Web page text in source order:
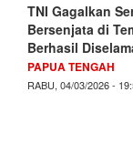
TNI Gagalkan
Bersenjata di
Berhasil
PAPUA TENGAH
RABU, 04/03/2026 -